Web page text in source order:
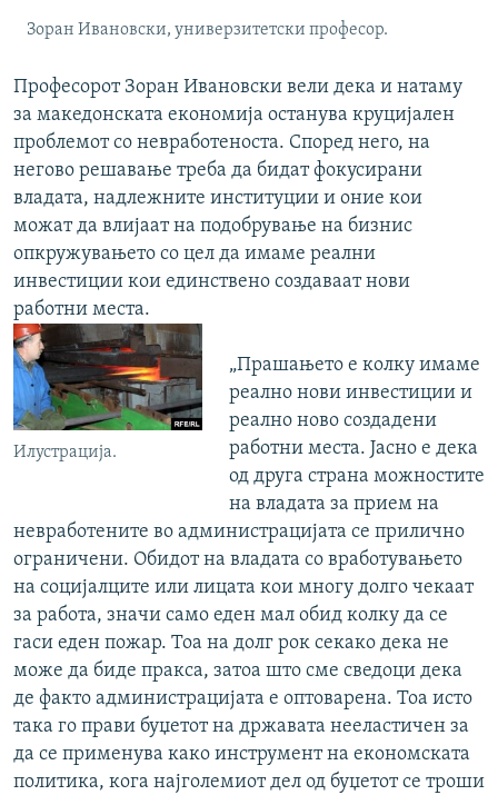
Зоран Ивановски, универзитетски професор.
Професорот Зоран Ивановски вели дека и натаму
за македонската економија останува круцијален
проблемот со невработеноста. Според него, на
негово решавање треба да бидат фокусирани
владата, надлежните институции и оние кои
можат да влијаат на подобрување на бизнис
опкружувањето со цел да имаме реални
инвестиции кои единствено создаваат нови
работни места.
Илустрација.
„Прашањето е колку имаме
реално нови инвестиции и
реално ново создадени
работни места. Јасно е дека
од друга страна можностите
на владата за прием на
невработените во администрацијата се прилично
ограничени. Обидот на владата со вработувањето
на социјалците или лицата кои многу долго чекаат
за работа, значи само еден мал обид колку да се
гаси еден пожар. Тоа на долг рок секако дека не
може да биде пракса, затоа што сме сведоци дека
де факто администрацијата е оптоварена. Тоа исто
така го прави буџетот на државата нееластичен за
да се применува како инструмент на економската
политика, кога најголемиот дел од буџетот се троши